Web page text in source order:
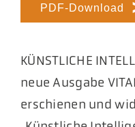
PDF-Download
KÜNSTLICHE
neue Ausgabe
erschienen und